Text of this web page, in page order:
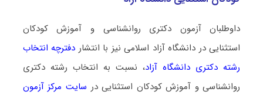
داوطلبان آزمون دکتری روانشناسی و آموزش کودکان
استثنایی در دانشگاه آزاد اسلامی نیز با انتشار دفترچه انتخاب
رشته دکتری دانشگاه آزاد، نسبت به انتخاب رشته دکتری
روانشناسی و آموزش کودکان استثنایی در سایت مرکز آزمون